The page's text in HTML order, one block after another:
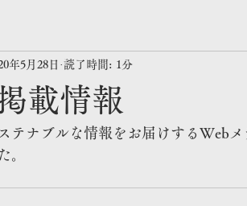
載情報
年5月28日 読了時間: 1分
テナブルな情報をお届けするWebメ
。